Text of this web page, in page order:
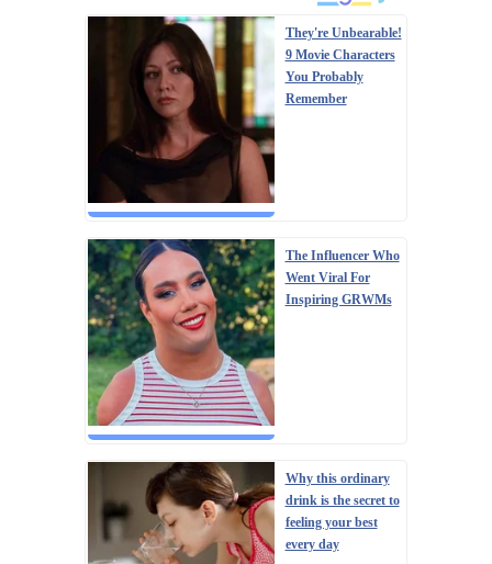
They're Unbearable!
9 Movie Characters
You Probably
Remember
The Influencer Who
Went Viral For
Inspiring GRWMs
Why this ordinary
drink is the secret to
feeling your best
every day